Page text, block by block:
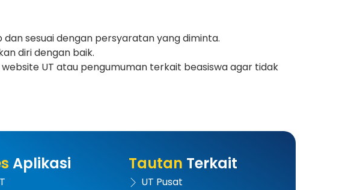
sesuai dengan persyaratan yang diminta.
diri dengan baik.
UT atau pengumuman terkait beasiswa agar tidak
Aplikasi Tautan Terkait
UT Pusat